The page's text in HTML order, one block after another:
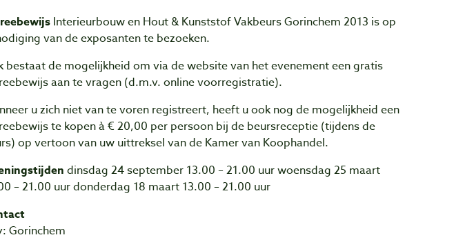
Interieurbouw en Hout & Kunststof Vakbeurs Gorinchem 2013 is op
van de exposanten te bezoeken.
bestaat de mogelijkheid om via de website van het evenement een gratis
aan te vragen (d.m.v. online voorregistratie).
u zich niet van te voren registreert, heeft u ook nog de mogelijkheid een
te kopen à € 20,00 per persoon bij de beursreceptie (tijdens de
op vertoon van uw uittreksel van de Kamer van Koophandel.
dinsdag 24 september 13.00 – 21.00 uur woensdag 25 maart
– 21.00 uur donderdag 18 maart 13.00 – 21.00 uur
Gorinchem